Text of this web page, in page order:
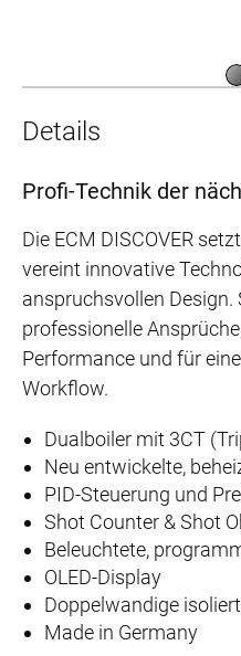
Details
Profi-Technik der
Die ECM DISCOVER
vereint innovative
anspruchsvollen
professionelle
Performance und für
Workflow.
Dualboiler mit 3CT
Neu entwickelte,
PID-Steuerung und
Shot Counter & Shot
Beleuchtete,
OLED-Display
Doppelwandige
Made in Germany